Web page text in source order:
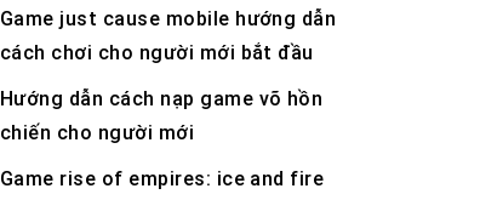
Game just cause mobile hướng dẫn
cách chơi cho người mới bắt đầu
Hướng dẫn cách nạp game võ hồn
chiến cho người mới
Game rise of empires: ice and fire